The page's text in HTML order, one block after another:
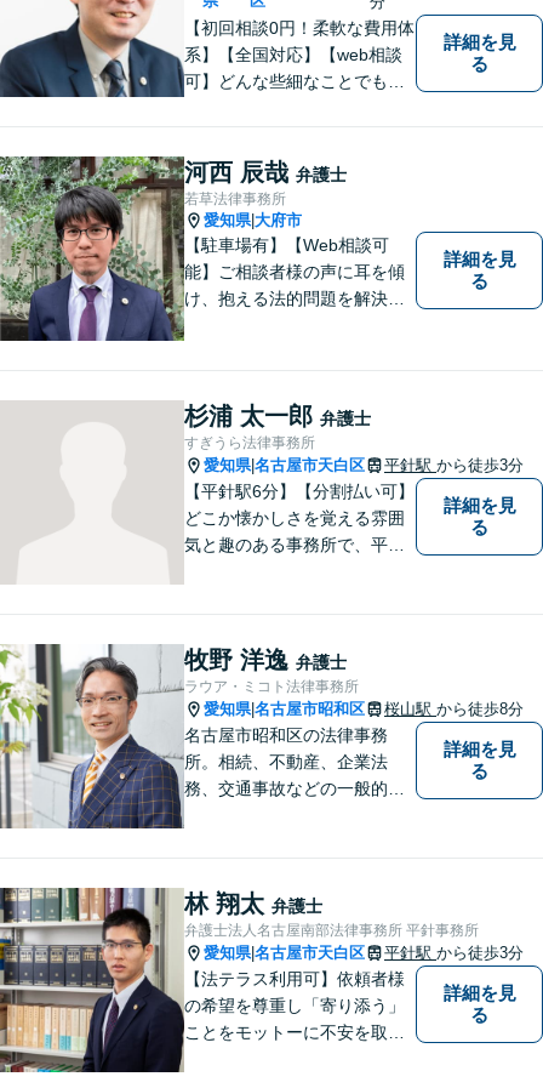
【初回相談0円！柔軟な費用体
系】【全国対応】【web相談
可】どんな些細なことでもお
ターネット／削除請求や開示
請求、利用規約などのトラブ
ルはお任せ！相続／感情面の
納得感を重視します。
詳細を見
る
河西 辰哉 弁護士
若草法律事務所
愛知県|大府市
【駐車場有】【Web相談可
能】ご相談者様の声に耳を傾
け、抱える法的問題を解決す
て、明るい未来へと進みまし
ょう。 地域のみなさまからの
ご相談、お待ちしておりま
す。
詳細を見
る
杉浦 太一郎 弁護士
すぎうら法律事務所
愛知県|名古屋市天白区 平針駅 から徒歩3分
【平針駅6分】【分割払い可】
どこか懐かしさを覚える雰囲
気と趣のある事務所で、平針
た幅広い対応業務で問題解決
に取り組みます。
詳細を見
る
牧野 洋逸 弁護士
ラウア・ミコト法律事務所
愛知県|名古屋市昭和区 桜山駅 から徒歩8分
名古屋市昭和区の法律事務
所。相続、不動産、企業法
務、交通事故などの一般的な
料】【桜山駅より徒歩８分】
【駐車場あり】【オンライン
相談可】
詳細を見
る
林 翔太 弁護士
弁護士法人名古屋南部法律事務所 平針事務所
愛知県|名古屋市天白区 平針駅 から徒歩3分
【法テラス利用可】依頼者様
の希望を尊重し「寄り添う」
ことをモットーに不安を取り
詳細を見
る